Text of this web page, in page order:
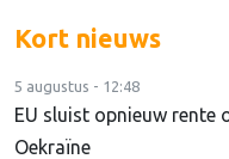
Kort nieuws
5 augustus - 12:48
EU sluist opnieuw rente
Oekraïne